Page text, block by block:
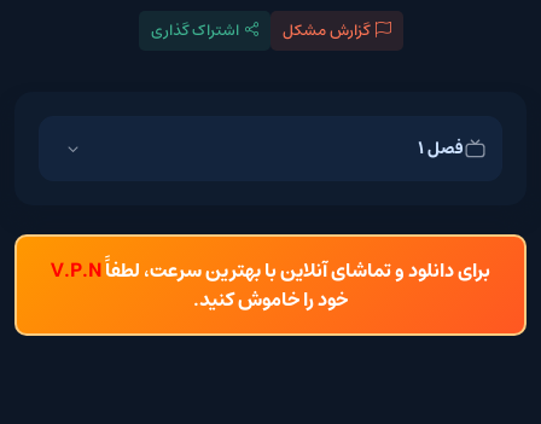
گزارش مشکل
اشتراک گذاری
فصل 1
برای دانلود و تماشای آنلاین با بهترین سرعت، لطفاًV.P.N
خود را خاموش کنید.